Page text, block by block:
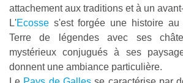
attachement aux traditions et à un
L'Ecosse s'est forgée une histoire au
Terre de légendes avec ses
mystérieux conjugués à ses
donnent une ambiance particulière.